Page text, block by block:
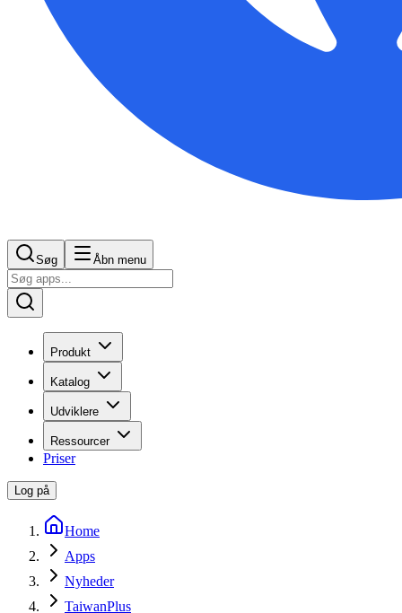
Søg Åbn menu
Produkt
Katalog
Udviklere
Ressourcer
Priser
Log på
Home
Apps
Nyheder
TaiwanPlus